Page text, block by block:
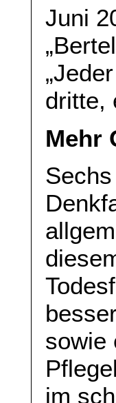
Juni
dritte,
Mehr
sowie
im